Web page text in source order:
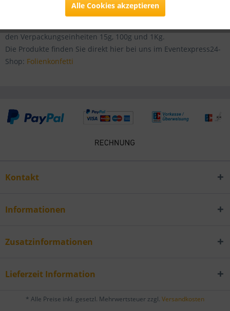
Finden Sie in unserem "Goodtimes Folienkonfetti Katalog"
den Verpackungseinheiten 15g, 100g und 1Kg.
Die Produkte finden Sie direkt hier bei uns im Eventexpress24-
Shop: Folienkonfetti
Kontakt
Informationen
Zusatzinformationen
Lieferzeit Information
* Alle Preise inkl. gesetzl. Mehrwertsteuer zzgl. Versandkosten
Alle Cookies akzeptieren